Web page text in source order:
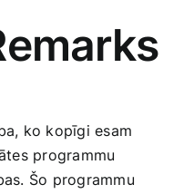
ko ‌kopīgi esam
programmu
Šo programmu